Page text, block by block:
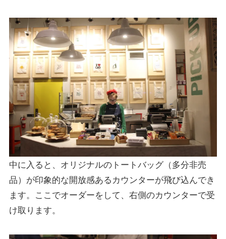
中に入ると、オリジナルのトートバッグ（多分非売
品）が印象的な開放感あるカウンターが飛び込んでき
ます。ここでオーダーをして、右側のカウンターで受
け取ります。